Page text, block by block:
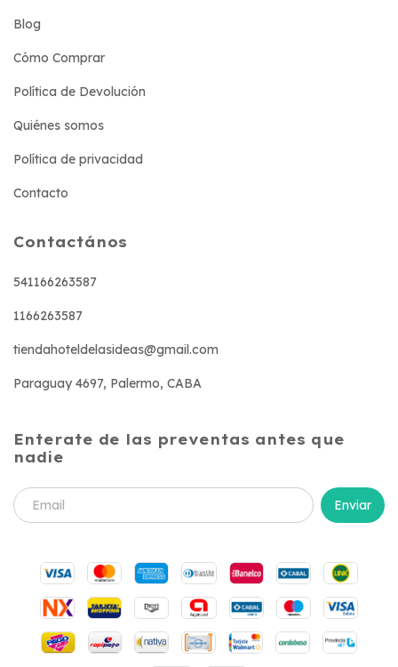
Blog
Cómo Comprar
Política de Devolución
Quiénes somos
Política de privacidad
Contacto
Contactános
541166263587
1166263587
tiendahoteldelasideas@gmail.com
Paraguay 4697, Palermo, CABA
Enterate de las preventas antes que
nadie